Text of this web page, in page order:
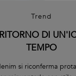
Trend
DI
TEMPO
si riconferma